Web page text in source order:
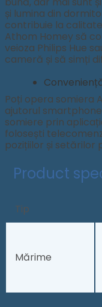
și lumina din
contribuie la
Athom Homey să
veioza Philips Hue
cameră și să simți
Poți opera somiera
ajutorul
somiere prin
folosești
pozițiilor și setărilor
Product
Tip
Mărime